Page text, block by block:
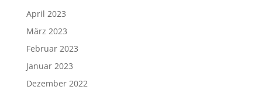
April 2023
März 2023
Februar 2023
Januar 2023
Dezember 2022